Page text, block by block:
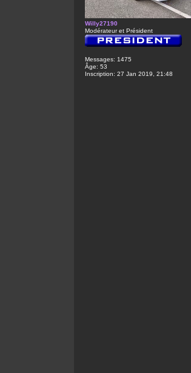
Willy27190
Modérateur et Président
Messages: 1475
Âge: 53
Inscription: 27 Jan 2019, 21:48